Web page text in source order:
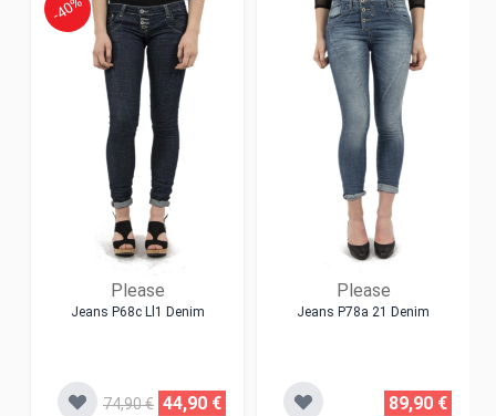
Please
Jeans P68c Ll1 Denim
-40%
74,90 € 44,90 €
Please
Jeans P78a 21 Denim
89,90 €